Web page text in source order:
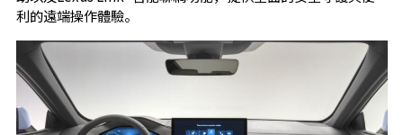
利的遠端操作體驗。